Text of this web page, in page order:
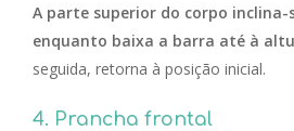
A parte superior do corpo
enquanto baixa a barra até à
seguida, retorna à posição inicial.
4. Prancha frontal